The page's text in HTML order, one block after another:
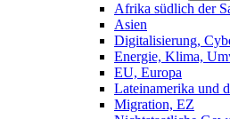
Afrika südlich der
Asien
Digitalisierung,
Energie, Klima,
EU, Europa
Lateinamerika und
Migration, EZ